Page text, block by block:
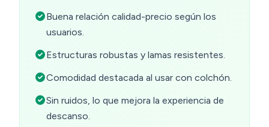
Buena relación calidad-precio según los
usuarios.
Estructuras robustas y lamas resistentes.
Comodidad destacada al usar con colchón.
Sin ruidos, lo que mejora la experiencia de
descanso.